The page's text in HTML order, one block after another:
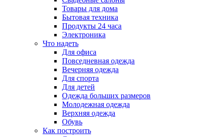
Товары для дома
Бытовая техника
Продукты 24 часа
Электроника
Что надеть
Для офиса
Повседневная одежда
Вечерняя одежда
Для спорта
Для детей
Одежда больших размеров
Молодежная одежда
Верхняя одежда
Обувь
Как построить